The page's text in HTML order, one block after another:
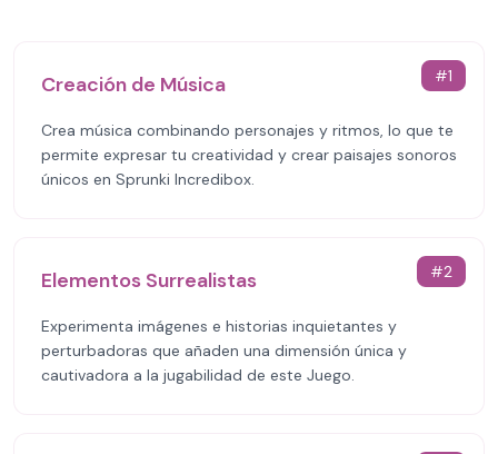
#1
Creación de Música
Crea música combinando personajes y ritmos, lo que te
permite expresar tu creatividad y crear paisajes sonoros
únicos en Sprunki Incredibox.
#2
Elementos Surrealistas
Experimenta imágenes e historias inquietantes y
perturbadoras que añaden una dimensión única y
cautivadora a la jugabilidad de este Juego.